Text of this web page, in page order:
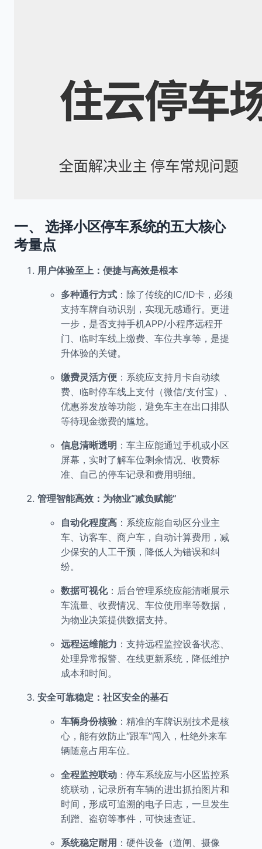
一、 选择小区停车系统的五大核心
考量点
用户体验至上：便捷与高效是根本
多种通行方式 ：除了传统的IC/ID卡，必须
支持车牌自动识别，实现无感通行。更进
一步，是否支持手机APP/小程序远程开
门、临时车线上缴费、车位共享等，是提
升体验的关键。
缴费灵活方便 ：系统应支持月卡自动续
费、临时停车线上支付（微信/支付宝）、
优惠券发放等功能，避免车主在出口排队
等待现金缴费的尴尬。
信息清晰透明 ：车主应能通过手机或小区
屏幕，实时了解车位剩余情况、收费标
准、自己的停车记录和费用明细。
管理智能高效：为物业“减负赋能”
自动化程度高 ：系统应能自动区分业主
车、访客车、商户车，自动计算费用，减
少保安的人工干预，降低人为错误和纠
纷。
数据可视化：后台管理系统应能清晰展示
车流量、收费情况、车位使用率等数据，
为物业决策提供数据支持。
远程运维能力 ：支持远程监控设备状态、
处理异常报警、在线更新系统，降低维护
成本和时间。
安全可靠稳定：社区安全的基石
车辆身份核验 ：精准的车牌识别技术是核
心，能有效防止“跟车”闯入，杜绝外来车
辆随意占用车位。
全程监控联动 ：停车系统应与小区监控系
统联动，记录所有车辆的进出抓拍图片和
时间，形成可追溯的电子日志，一旦发生
刮蹭、盗窃等事件，可快速查证。
系统稳定耐用 ：硬件设备（道闸、摄像